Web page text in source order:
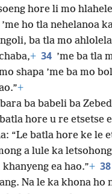
hore li mo
ho tla nehelanoa
ba tla mo
+ 34 ’me ba tla
shapa ’me ba mo
+
ba babeli ba
hore u re etsetse
“Le batla hore ke le
a lule ka
ea hao.”+ 38
Na le ka khona ho